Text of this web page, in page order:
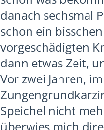
danach sechsmal
schon ein
vorgeschädigten
dann etwas Zeit,
Vor zwei Jahren,
Speichel nicht
überwies mich